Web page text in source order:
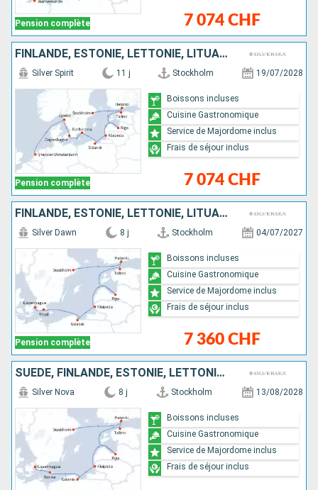
Pension complète 7 074 CHF
FINLANDE, ESTONIE, LETTONIE, LITUANIE, POLOGNE, DANEMARK, SUÈDE, PAYS-BAS
Pension complète
Silver Spirit 11 j Stockholm 19/07/2028
7 074 CHF
Boissons incluses
Cuisine Gastronomique
Service de Majordome inclus
Frais de séjour inclus
FINLANDE, ESTONIE, LETTONIE, LITUANIE, POLOGNE, SUÈDE, DANEMARK
Pension complète
Silver Dawn 8 j Stockholm 04/07/2027
7 360 CHF
Boissons incluses
Cuisine Gastronomique
Service de Majordome inclus
Frais de séjour inclus
SUÈDE, FINLANDE, ESTONIE, LETTONIE, LITUANIE, POLOGNE, DANEMARK
Silver Nova 8 j Stockholm 13/08/2028
Boissons incluses
Cuisine Gastronomique
Service de Majordome inclus
Frais de séjour inclus